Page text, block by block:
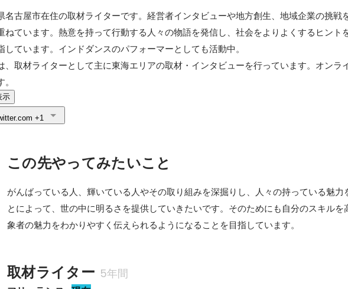
名古屋市在住の取材ライターです。経営者インタビューや地方創生、地域企業の挑戦
ねています。熱意を持って行動する人々の物語を発信し、社会をよりよくするヒント
しています。インドダンスのパフォーマーとしても活動中。
、取材ライターとして主に東海エリアの取材・インタビューを行っています。オンラ
示
+1
この先やってみたいこと
がんばっている人、輝いている人やその取り組みを深掘りし、人々の持っている魅力
とによって、世の中に明るさを提供していきたいです。そのためにも自分のスキルを
象者の魅力をわかりやすく伝えられるようになることを目指しています。
取材ライター 5年間